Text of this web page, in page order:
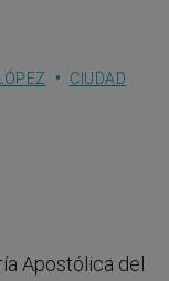
CIUDAD
Apostólica del